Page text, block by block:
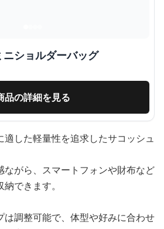
ショルダーバッグ
品の詳細を見る
適した軽量性を追求したサコッシュ
ながら、スマートフォンや財布など
できます。
は調整可能で、体型や好みに合わせ